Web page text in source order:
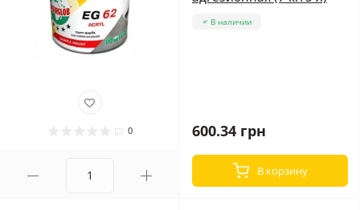
0
В наличии
600.34 грн
В корзину